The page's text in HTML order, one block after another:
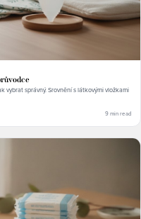
vybrat správný. Srovnění s látkovými vložkami
9 min read